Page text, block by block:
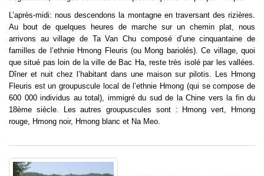
L’après-midi: nous descendons la montagne en traversant des rizières.
Au bout de quelques heures de marche sur un chemin plat, nous
arrivons au village de Ta Van Chu composé d’une cinquantaine de
familles de l’ethnie Hmong Fleuris (ou Mong bariolés). Ce village, quoi
que situé pas loin de la ville de Bac Ha, reste très isolé par les vallées.
Dîner et nuit chez l’habitant dans une maison sur pilotis. Les Hmong
Fleuris est un groupuscule local de l’ethnie Hmong (qui se compose de
600 000 individus au total), immigré du sud de la Chine vers la fin du
18ème siècle. Les autres groupuscules sont : Hmong vert, Hmong
rouge, Hmong noir, Hmong blanc et Na Meo.